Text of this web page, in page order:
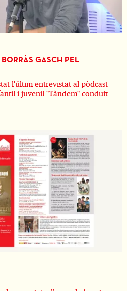
GASCH PEL
l'últim entrevistat al pòdcast
i juvenil "Tàndem" conduit